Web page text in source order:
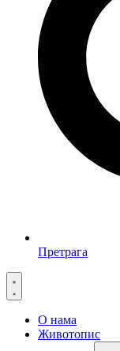
Претрага
О нама
Животопис